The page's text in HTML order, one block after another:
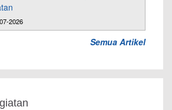
2026
Semua Artikel